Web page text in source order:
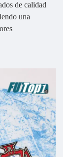
de calidad
una